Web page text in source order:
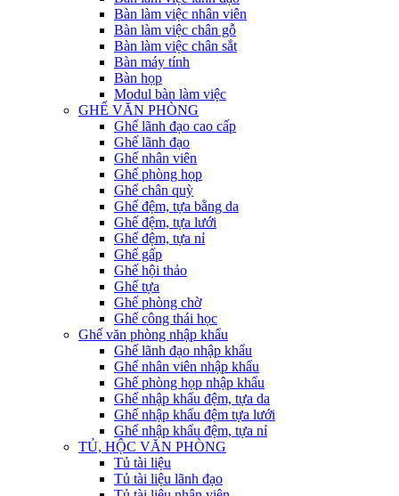
Bàn làm việc nhân viên
Bàn làm việc chân gỗ
Bàn làm việc chân sắt
Bàn máy tính
Bàn họp
Modul bàn làm việc
GHẾ VĂN PHÒNG
Ghế lãnh đạo cao cấp
Ghế lãnh đạo
Ghế nhân viên
Ghế phòng họp
Ghế chân quỳ
Ghế đệm, tựa bằng da
Ghế đệm, tựa lưới
Ghế đệm, tựa nỉ
Ghế gấp
Ghế hội thảo
Ghế tựa
Ghế phòng chờ
Ghế công thái học
Ghế văn phòng nhập khẩu
Ghế lãnh đạo nhập khẩu
Ghế nhân viên nhập khẩu
Ghế phòng họp nhập khẩu
Ghế nhập khẩu đệm, tựa da
Ghế nhập khẩu đệm tựa lưới
Ghế nhập khẩu đệm, tựa nỉ
TỦ, HỘC VĂN PHÒNG
Tủ tài liệu
Tủ tài liệu lãnh đạo